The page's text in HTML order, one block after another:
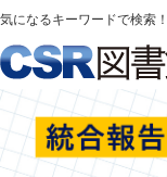
気になるキーワードで検索